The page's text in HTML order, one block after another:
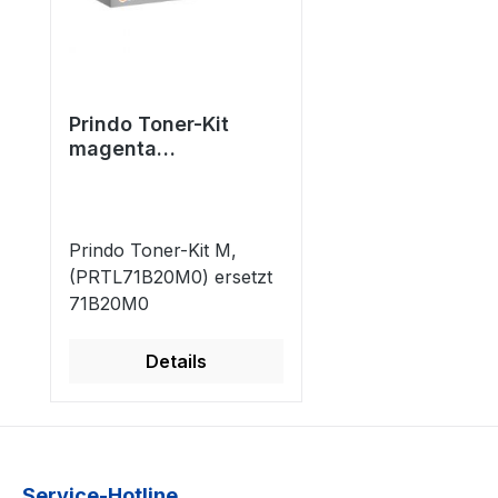
Prindo Toner-Kit
magenta
Prindo Toner-Kit M,
(PRTL71B20M0) ersetzt
71B20M0
Details